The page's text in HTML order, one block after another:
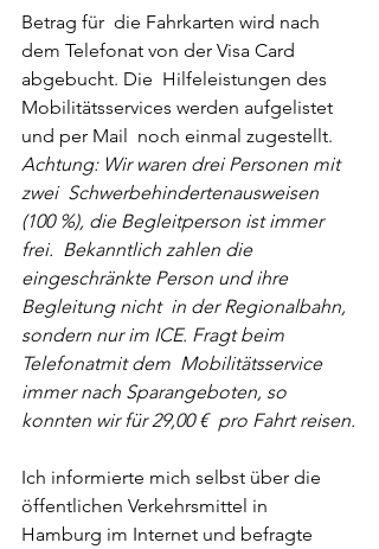
Betrag für  die Fahrkarten wird nach
dem Telefonat von der Visa Card
abgebucht. Die  Hilfeleistungen des
Mobilitätsservices werden aufgelistet
und per Mail  noch einmal zugestellt.
Achtung: Wir waren drei Personen mit
zwei  Schwerbehindertenausweisen
(100 %), die Begleitperson ist immer
frei.  Bekanntlich zahlen die
eingeschränkte Person und ihre
Begleitung nicht  in der Regionalbahn,
sondern nur im ICE. Fragt beim
Telefonatmit dem  Mobilitätsservice
immer nach Sparangeboten, so
konnten wir für 29,00 €  pro Fahrt reisen.
Ich informierte mich selbst über die
öffentlichen Verkehrsmittel in
Hamburg im Internet und befragte